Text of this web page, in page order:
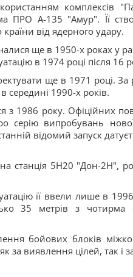
комплексів
ПРО А-135 "Амур". Її
від ядерного удару.
ще в 1950-х роках у
в 1974 році після 16
ще в 1971 році.
середині 1990-х років.
з 1986 року. Офіційних
випробувань
відомий запуск
станція 5Н20 "Дон-2Н",
її ввели лише в
35 метрів з
бойових блоків
за виявлення цілей, так і